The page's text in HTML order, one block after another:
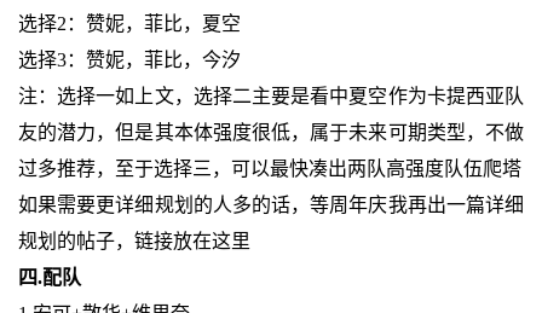
选择2：赞妮，菲比，夏空
选择3：赞妮，菲比，今汐
注：选择一如上文，选择二主要是看中夏空作为卡提西亚队
友的潜力，但是其本体强度很低，属于未来可期类型，不做
过多推荐，至于选择三，可以最快凑出两队高强度队伍爬塔
如果需要更详细规划的人多的话，等周年庆我再出一篇详细
规划的帖子，链接放在这里
四.配队